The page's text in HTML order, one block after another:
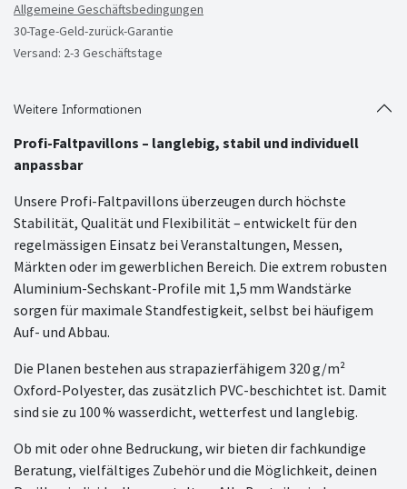
Allgemeine Geschäftsbedingungen
30-Tage-Geld-zurück-Garantie
Versand: 2-3 Geschäftstage
Weitere Informationen
Profi-Faltpavillons – langlebig, stabil und individuell
anpassbar
Unsere Profi-Faltpavillons überzeugen durch höchste
Stabilität, Qualität und Flexibilität – entwickelt für den
regelmässigen Einsatz bei Veranstaltungen, Messen,
Märkten oder im gewerblichen Bereich. Die extrem robusten
Aluminium-Sechskant-Profile mit 1,5 mm Wandstärke
sorgen für maximale Standfestigkeit, selbst bei häufigem
Auf- und Abbau.
Die Planen bestehen aus strapazierfähigem 320 g/m²
Oxford-Polyester, das zusätzlich PVC-beschichtet ist. Damit
sind sie zu 100 % wasserdicht, wetterfest und langlebig.
Ob mit oder ohne Bedruckung, wir bieten dir fachkundige
Beratung, vielfältiges Zubehör und die Möglichkeit, deinen